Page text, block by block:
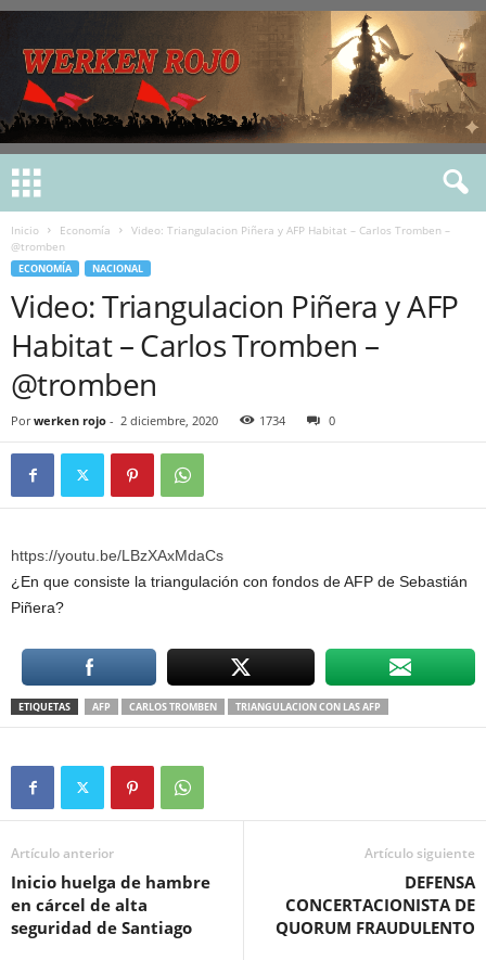
Inicio Economía
Video: Triangulacion Piñera y AFP Habitat – Carlos Tromben –
@tromben
ECONOMÍA NACIONAL
Video: Triangulacion Piñera y AFP
Habitat – Carlos Tromben –
@tromben
Por werken rojo - 2 diciembre, 2020 1734 0
https://youtu.be/LBzXAxMdaCs
¿En que consiste la triangulación con fondos de AFP de Sebastián
Piñera?
ETIQUETAS AFP CARLOS TROMBEN TRIANGULACION CON LAS AFP
Artículo anterior
Inicio huelga de hambre
en cárcel de alta
seguridad de Santiago
Artículo siguiente
DEFENSA
CONCERTACIONISTA DE
QUORUM FRAUDULENTO